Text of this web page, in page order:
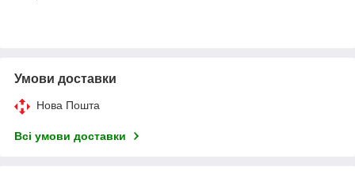
Умови доставки
Нова Пошта
Всі умови доставки